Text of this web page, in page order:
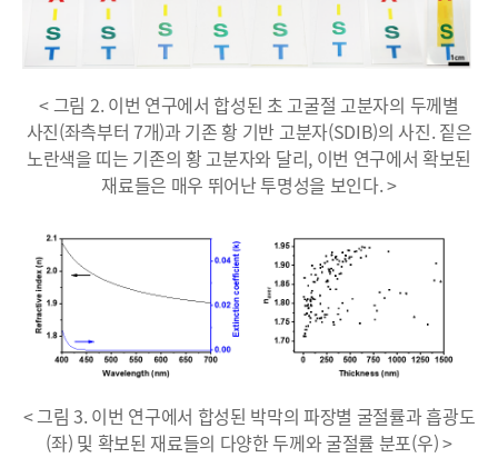
< 그림 2. 이번 연구에서 합성된 초 고굴절 고분자의 두께별
사진(좌측부터 7개)과 기존 황 기반 고분자(SDIB)의 사진. 짙은
노란색을 띠는 기존의 황 고분자와 달리, 이번 연구에서 확보된
재료들은 매우 뛰어난 투명성을 보인다. >
< 그림 3. 이번 연구에서 합성된 박막의 파장별 굴절률과 흡광도
(좌) 및 확보된 재료들의 다양한 두께와 굴절률 분포(우) >